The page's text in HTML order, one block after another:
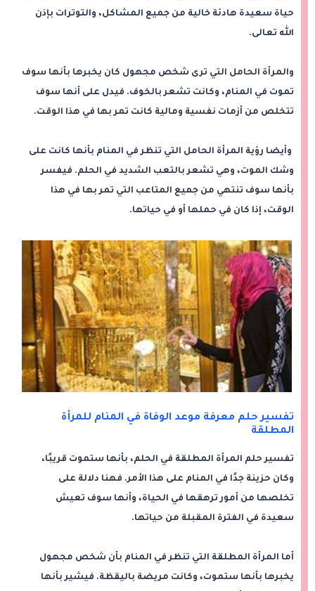
حياة سعيدة هادئة خالية من جميع المشاكل، والتوترات بإذن
الله تعالى.
والمرأة الحامل التي ترى شخص مجهول كان يخبرها بأنها سوف
تموت في المنام، وكانت تشعر بالخوف. فيدل على أنها سوف
تتخلص من أزمات نفسية ومالية كانت تمر بها في هذا الوقت.
وأيضا رؤية المرأة الحامل التي تنظر في المنام بأنها كانت على
وشك الموت، وهي تشعر بالتعب الشديد في الحلم. فيفسر
بأنها سوف تنتهي من جميع المتاعب التي تمر بها في هذا
الوقت، إذا كان في حملها أو في حياتها.
تفسير حلم معرفة موعد الوفاة في المنام للمرأة
المطلقة
تفسير حلم المرأة المطلقة في الحلم، بأنها ستموت قريبًا،
وكان حزينة جدًا في المنام على هذا الأمر. فهنا دلالة على
تخلصها من أمور ترهقها في الحياة، وأنها سوف تعيش
سعيدة في الفترة المقبلة من حياتها.
أما المرأة المطلقة التي تنظر في المنام بأن شخص مجهول
يخبرها بأنها ستموت، وكانت مريضة باليقظة. فيشير بأنها